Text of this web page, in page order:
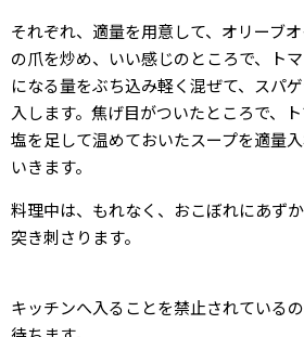
それぞれ、適量を用意して、オリーブ
の爪を炒め、いい感じのところで、ト
になる量をぶち込み軽く混ぜて、スパ
入します。焦げ目がついたところで、
塩を足して温めておいたスープを適量
いきます。
料理中は、もれなく、おこぼれにあず
突き刺さります。
キッチンへ入ることを禁止されている